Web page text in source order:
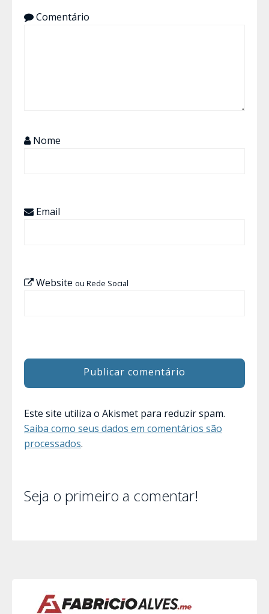
Comentário
Nome
Email
Website ou Rede Social
Este site utiliza o Akismet para reduzir spam.
Saiba como seus dados em comentários são
processados.
Seja o primeiro a comentar!